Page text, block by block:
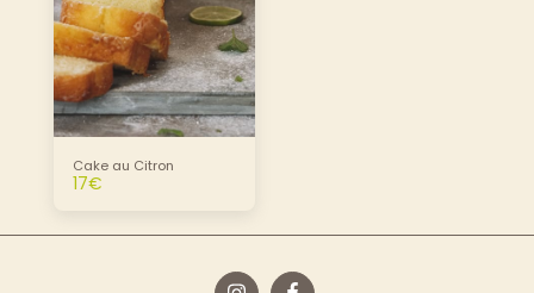
Cake au Citron
17€